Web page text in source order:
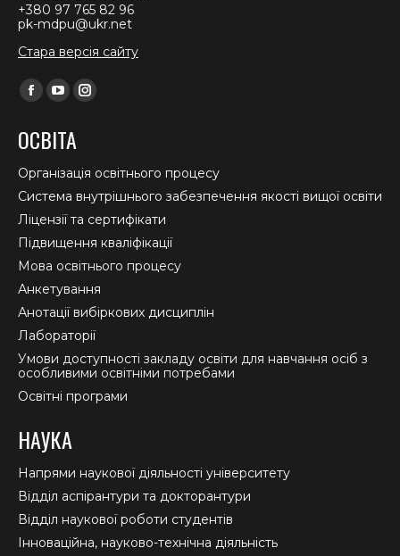
+380 97 765 82 96
pk-mdpu@ukr.net
Стара версія сайту
Find us on:
Facebook
opens
in
new
window
YouTube
opens
in
new
window
Instagram
in
new
window
ОСВІТА
Організація освітнього процесу
Система внутрішнього забезпечення якості вищої освіти
Ліцензії та сертифікати
Підвищення кваліфікації
Мова освітнього процесу
Анкетування
Анотації вибіркових дисциплін
Лабораторії
Умови доступності закладу освіти для навчання осіб з
особливими освітніми потребами
Освітні програми
НАУКА
Напрями наукової діяльності університету
Відділ аспірантури та докторантури
Відділ наукової роботи студентів
Інноваційна, науково-технічна діяльність